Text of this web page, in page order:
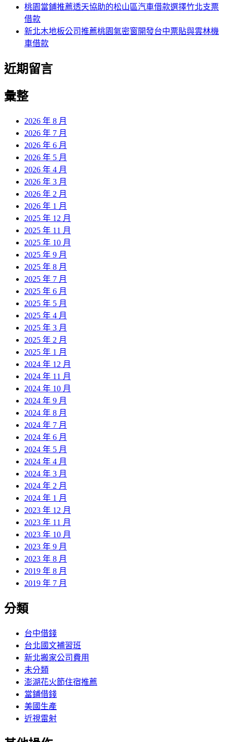
桃園當鋪推薦透天協助的松山區汽車借款選擇竹北支票
借款
新北木地板公司推薦桃園氣密窗開發台中票貼與雲林機
車借款
近期留言
彙整
2026 年 8 月
2026 年 7 月
2026 年 6 月
2026 年 5 月
2026 年 4 月
2026 年 3 月
2026 年 2 月
2026 年 1 月
2025 年 12 月
2025 年 11 月
2025 年 10 月
2025 年 9 月
2025 年 8 月
2025 年 7 月
2025 年 6 月
2025 年 5 月
2025 年 4 月
2025 年 3 月
2025 年 2 月
2025 年 1 月
2024 年 12 月
2024 年 11 月
2024 年 10 月
2024 年 9 月
2024 年 8 月
2024 年 7 月
2024 年 6 月
2024 年 5 月
2024 年 4 月
2024 年 3 月
2024 年 2 月
2024 年 1 月
2023 年 12 月
2023 年 11 月
2023 年 10 月
2023 年 9 月
2023 年 8 月
2019 年 8 月
2019 年 7 月
分類
台中借錢
台北國文補習班
新北搬家公司費用
未分類
澎湖花火節住宿推薦
當鋪借錢
美國生產
近視雷射